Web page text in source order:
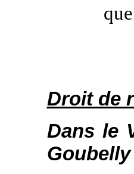
Droit de
Dans le